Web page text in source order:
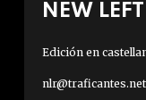
NEW
Edición en
nlr@traficantes.net